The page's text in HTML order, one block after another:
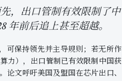
，出口管制有效限制了中
年前后追上甚至超越。
可保持领先并主导规则；若无所作
力），出口管制已有效限制中国获
文呼吁美国及盟国在芯片出口、